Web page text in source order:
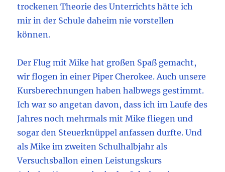
trockenen Theorie des Unterrichts hätte ich
mir in der Schule daheim nie vorstellen
können.
Der Flug mit Mike hat großen Spaß gemacht,
wir flogen in einer Piper Cherokee. Auch unsere
Kursberechnungen haben halbwegs gestimmt.
Ich war so angetan davon, dass ich im Laufe des
Jahres noch mehrmals mit Mike fliegen und
sogar den Steuerknüppel anfassen durfte. Und
als Mike im zweiten Schulhalbjahr als
Versuchsballon einen Leistungskurs